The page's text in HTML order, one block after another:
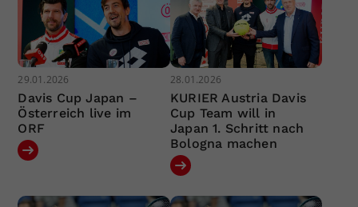
29.01.2026
Davis Cup Japan –
Österreich live im
ORF
28.01.2026
KURIER Austria Davis
Cup Team will in
Japan 1. Schritt nach
Bologna machen